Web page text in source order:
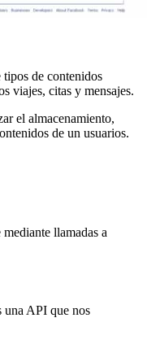
de contenidos
viajes, citas y mensajes.
el almacenamiento,
de un usuarios.
llamadas a
una API que nos